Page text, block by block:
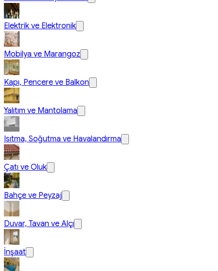
Elektrik ve Elektronik
Mobilya ve Marangoz
Kapı, Pencere ve Balkon
Yalıtım ve Mantolama
Isıtma, Soğutma ve Havalandırma
Çatı ve Oluk
Bahçe ve Peyzaj
Duvar, Tavan ve Alçı
İnşaat